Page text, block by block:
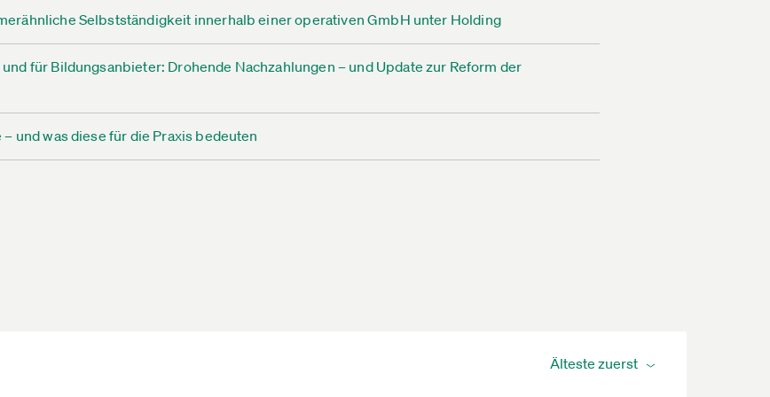
Selbstständigkeit innerhalb einer operativen GmbH unter Holding
für Bildungsanbieter: Drohende Nachzahlungen – und Update zur Reform der
und was diese für die Praxis bedeuten